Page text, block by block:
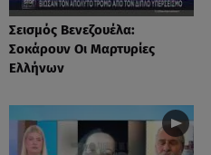
Σεισμός Βενεζουέλα:
Σοκάρουν Οι Μαρτυρίες
Ελλήνων